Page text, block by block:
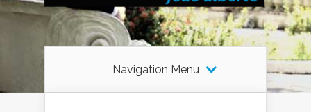
Navigation Menu